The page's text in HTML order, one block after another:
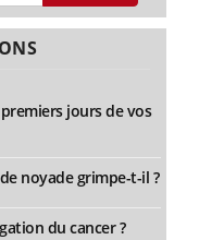
jours de vos
noyade grimpe-t-il ?
du cancer ?